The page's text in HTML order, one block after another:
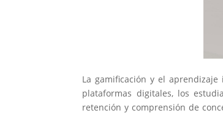
La gamificación y el
plataformas digitales, los
retención y comprensión de